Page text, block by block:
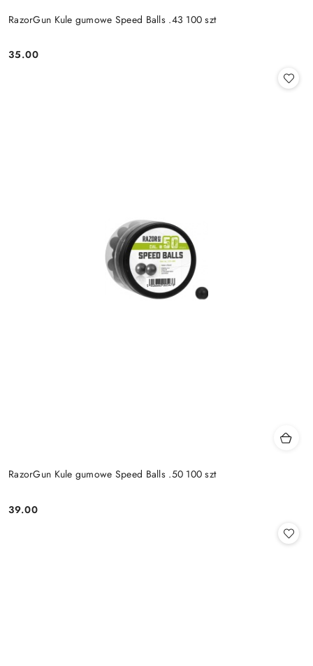
RazorGun Kule gumowe Speed Balls .43 100 szt
Cena:
35.00
RazorGun Kule gumowe Speed Balls .50 100 szt
Cena:
39.00